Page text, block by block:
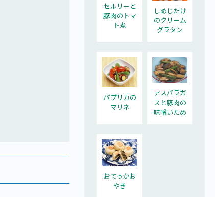
セルリーと
豚肉のトマ
ト煮
しめじたけ
のクリーム
グラタン
パプリカの
マリネ
アスパラガ
スと豚肉の
味噌いため
おてっかお
やき